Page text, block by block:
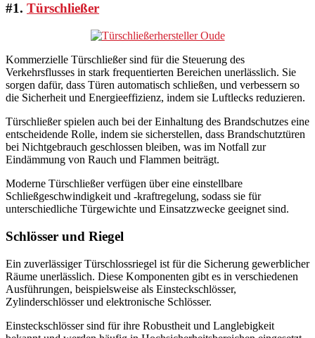
#1. Türschließer
Kommerzielle Türschließer sind für die Steuerung des
Verkehrsflusses in stark frequentierten Bereichen unerlässlich. Sie
sorgen dafür, dass Türen automatisch schließen, und verbessern so
die Sicherheit und Energieeffizienz, indem sie Luftlecks reduzieren.
Türschließer spielen auch bei der Einhaltung des Brandschutzes eine
entscheidende Rolle, indem sie sicherstellen, dass Brandschutztüren
bei Nichtgebrauch geschlossen bleiben, was im Notfall zur
Eindämmung von Rauch und Flammen beiträgt.
Moderne Türschließer verfügen über eine einstellbare
Schließgeschwindigkeit und -kraftregelung, sodass sie für
unterschiedliche Türgewichte und Einsatzzwecke geeignet sind.
Schlösser und Riegel
Ein zuverlässiger Türschlossriegel ist für die Sicherung gewerblicher
Räume unerlässlich. Diese Komponenten gibt es in verschiedenen
Ausführungen, beispielsweise als Einsteckschlösser,
Zylinderschlösser und elektronische Schlösser.
Einsteckschlösser sind für ihre Robustheit und Langlebigkeit